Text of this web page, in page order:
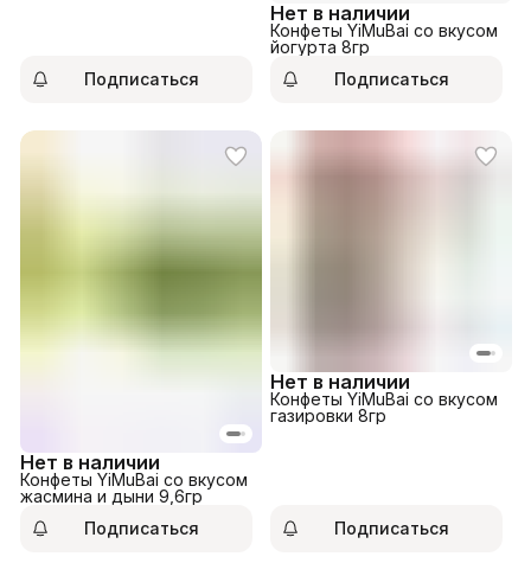
Подписаться
Нет в наличии
Конфеты YiMuBai со вкусом
йогурта 8гр
Подписаться
Нет в наличии
Конфеты YiMuBai со вкусом
жасмина и дыни 9,6гр
Подписаться
Нет в наличии
Конфеты YiMuBai со вкусом
газировки 8гр
Подписаться